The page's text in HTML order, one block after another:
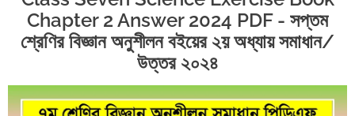
Chapter 2 Answer 2024 PDF - সপ্তম
শ্রেণির বিজ্ঞান অনুশীলন বইয়ের ২য় অধ্যায় সমাধান/
উত্তর ২০২৪